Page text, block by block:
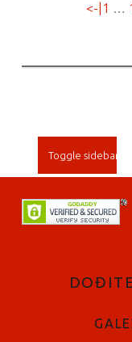
<-| 1 …
SIDEBAR
Toggle sidebar
FOOTER SIDEBAR